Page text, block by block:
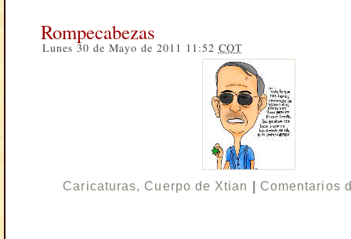
Rompecabezas
Lunes 30 de Mayo de 2011 11:52 COT
Caricaturas, Cuerpo de Xtian
Comentarios